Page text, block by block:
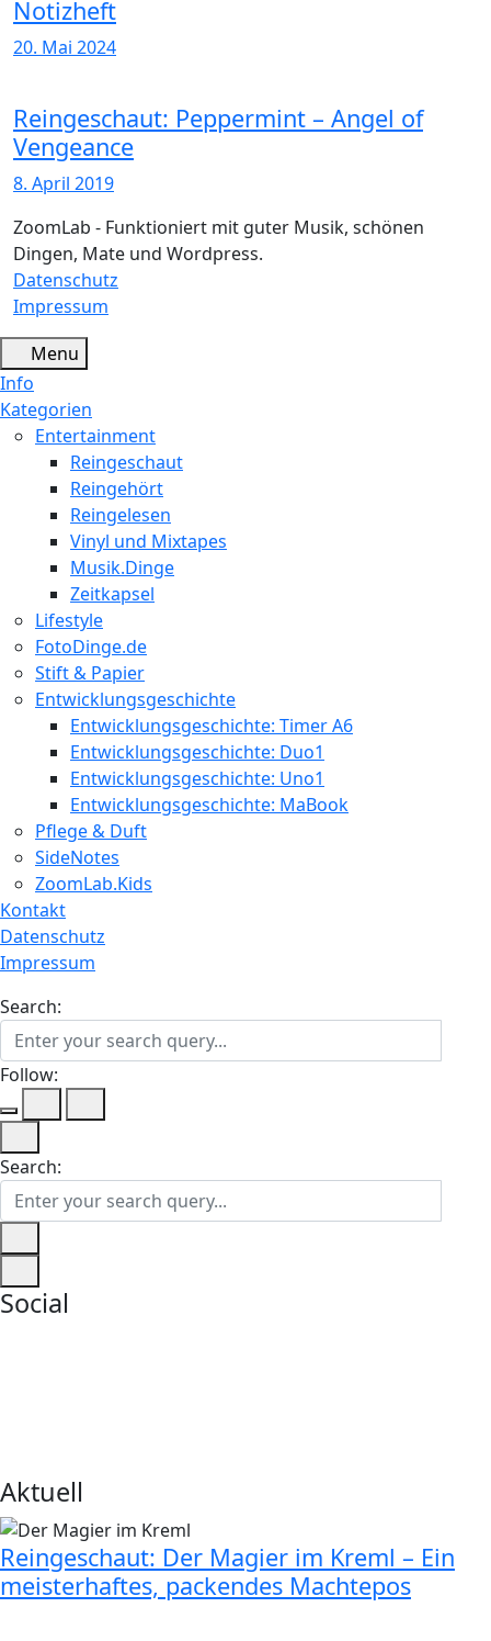
Notizheft
20. Mai 2024
Reingeschaut: Peppermint – Angel of
Vengeance
8. April 2019
ZoomLab - Funktioniert mit guter Musik, schönen
Dingen, Mate und Wordpress.
Datenschutz
Impressum
Menu
Info
Kategorien
Entertainment
Reingeschaut
Reingehört
Reingelesen
Vinyl und Mixtapes
Musik.Dinge
Zeitkapsel
Lifestyle
FotoDinge.de
Stift & Papier
Entwicklungsgeschichte
Entwicklungsgeschichte: Timer A6
Entwicklungsgeschichte: Duo1
Entwicklungsgeschichte: Uno1
Entwicklungsgeschichte: MaBook
Pflege & Duft
SideNotes
ZoomLab.Kids
Kontakt
Datenschutz
Impressum
Search:
Follow:
Search:
Social
Aktuell
Reingeschaut: Der Magier im Kreml – Ein
meisterhaftes, packendes Machtepos